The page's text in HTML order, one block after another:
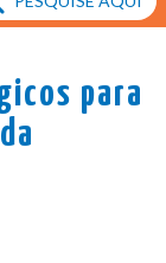
para